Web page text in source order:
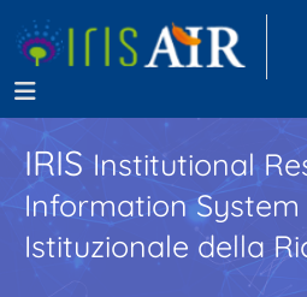
IRISInstitutional
Information System
Istituzionale della